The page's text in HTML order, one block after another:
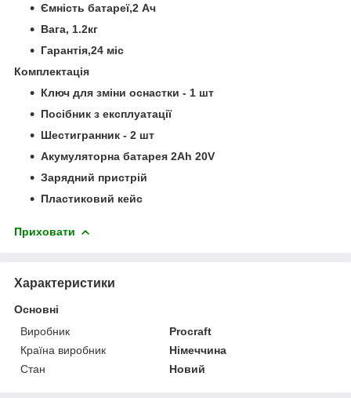
Ємність батареї,2 Ач
Вага, 1.2кг
Гарантія,24 міс
Комплектація
Ключ для зміни оснастки - 1 шт
Посібник з експлуатації
Шестигранник - 2 шт
Акумуляторна батарея 2Ah 20V
Зарядний пристрій
Пластиковий кейс
Приховати
Характеристики
Основні
Виробник
Procraft
Країна виробник
Німеччина
Стан
Новий